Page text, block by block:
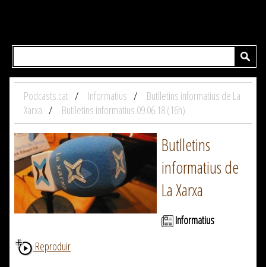
Podcasts.cat Informatius
Butlletins informatius de La
Xarxa
Butlletins informatius 09.06.18 (16h)
Butlletins
informatius de
La Xarxa
Informatius
Reproduir